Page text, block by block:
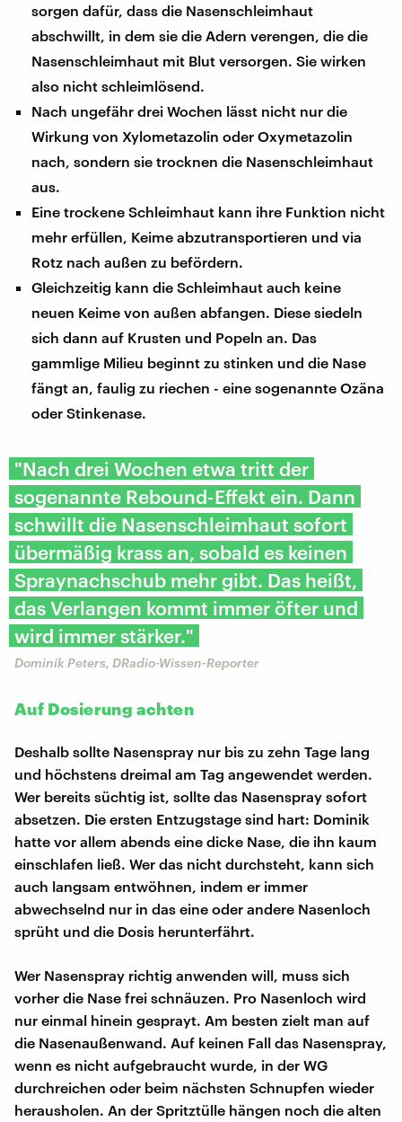
sorgen dafür, dass die Nasenschleimhaut
abschwillt, in dem sie die Adern verengen, die die
Nasenschleimhaut mit Blut versorgen. Sie wirken
also nicht schleimlösend.
Nach ungefähr drei Wochen lässt nicht nur die
Wirkung von Xylometazolin oder Oxymetazolin
nach, sondern sie trocknen die Nasenschleimhaut
aus.
Eine trockene Schleimhaut kann ihre Funktion nicht
mehr erfüllen, Keime abzutransportieren und via
Rotz nach außen zu befördern.
Gleichzeitig kann die Schleimhaut auch keine
neuen Keime von außen abfangen. Diese siedeln
sich dann auf Krusten und Popeln an. Das
gammlige Milieu beginnt zu stinken und die Nase
fängt an, faulig zu riechen - eine sogenannte Ozäna
oder Stinkenase.
"Nach drei Wochen etwa tritt der
sogenannte Rebound-Effekt ein. Dann
schwillt die Nasenschleimhaut sofort
übermäßig krass an, sobald es keinen
Spraynachschub mehr gibt. Das heißt,
das Verlangen kommt immer öfter und
wird immer stärker."
Dominik Peters, DRadio-Wissen-Reporter
Auf Dosierung achten
Deshalb sollte Nasenspray nur bis zu zehn Tage lang
und höchstens dreimal am Tag angewendet werden.
Wer bereits süchtig ist, sollte das Nasenspray sofort
absetzen. Die ersten Entzugstage sind hart: Dominik
hatte vor allem abends eine dicke Nase, die ihn kaum
einschlafen ließ. Wer das nicht durchsteht, kann sich
auch langsam entwöhnen, indem er immer
abwechselnd nur in das eine oder andere Nasenloch
sprüht und die Dosis herunterfährt.
Wer Nasenspray richtig anwenden will, muss sich
vorher die Nase frei schnäuzen. Pro Nasenloch wird
nur einmal hinein gesprayt. Am besten zielt man auf
die Nasenaußenwand. Auf keinen Fall das Nasenspray,
wenn es nicht aufgebraucht wurde, in der WG
durchreichen oder beim nächsten Schnupfen wieder
herausholen. An der Spritztülle hängen noch die alten